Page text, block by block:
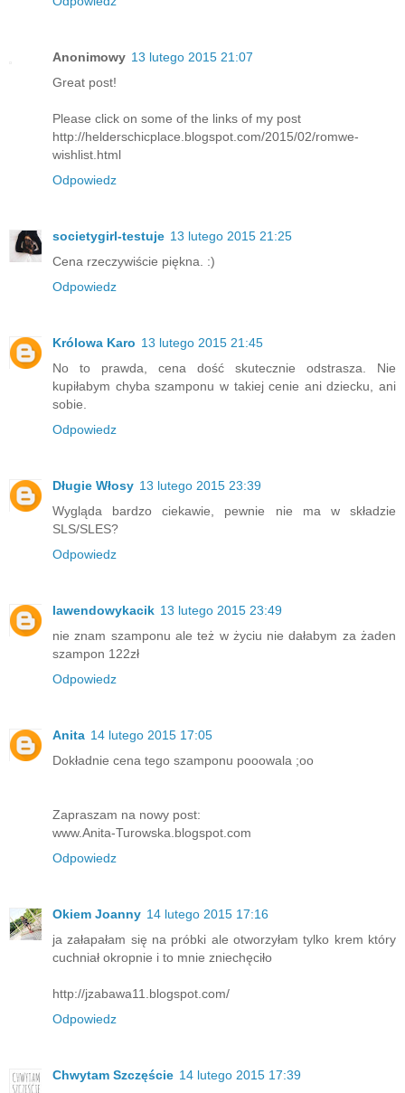
Anonimowy 13 lutego 2015 21:07
Great post!
Please click on some of the links of my post
http://helderschicplace.blogspot.com/2015/02/romwe-
wishlist.html
Odpowiedz
societygirl-testuje 13 lutego 2015 21:25
Cena rzeczywiście piękna. :)
Odpowiedz
Królowa Karo 13 lutego 2015 21:45
No to prawda, cena dość skutecznie odstrasza. Nie
kupiłabym chyba szamponu w takiej cenie ani dziecku, ani
sobie.
Odpowiedz
Długie Włosy 13 lutego 2015 23:39
Wygląda bardzo ciekawie, pewnie nie ma w składzie
SLS/SLES?
Odpowiedz
lawendowykacik 13 lutego 2015 23:49
nie znam szamponu ale też w życiu nie dałabym za żaden
szampon 122zł
Odpowiedz
Anita 14 lutego 2015 17:05
Dokładnie cena tego szamponu pooowala ;oo
Zapraszam na nowy post:
www.Anita-Turowska.blogspot.com
Odpowiedz
Okiem Joanny 14 lutego 2015 17:16
ja załapałam się na próbki ale otworzyłam tylko krem który
cuchniał okropnie i to mnie zniechęciło
http://jzabawa11.blogspot.com/
Odpowiedz
Chwytam Szczęście 14 lutego 2015 17:39